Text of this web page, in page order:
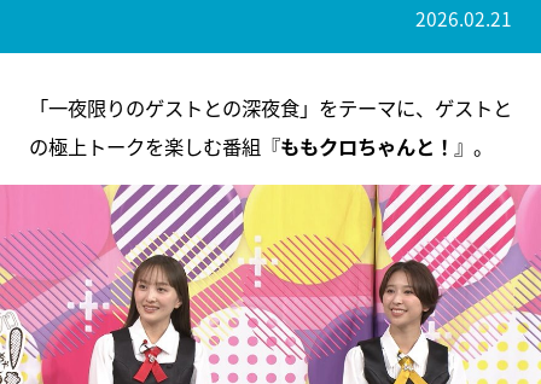
2026.02.21
「一夜限りのゲストとの深夜食」をテーマに、ゲストと
の極上トークを楽しむ番組『ももクロちゃんと！ 』。